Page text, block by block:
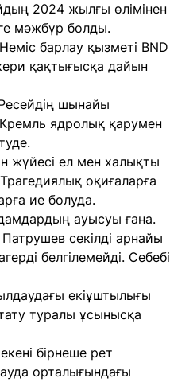
2024 жылғы өлімінен
мәжбүр болды.
барлау қызметі BND
қақтығысқа дайын
Ресейдің шынайы
ядролық қарумен
жүйесі ел мен халықты
оқиғаларға
ие болуда.
ауысуы ғана.
секілді арнайы
белгілемейді. Себебі
екіұштылығы
туралы ұсынысқа
бірнеше рет
орталығындағы